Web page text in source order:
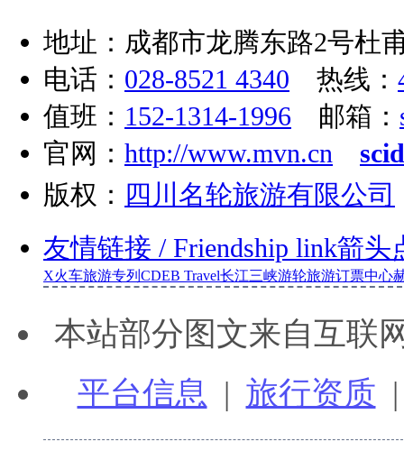
地址：成都市龙腾东路2号杜
电话： 028-8521 4340 热线：
值班： 152-1314-1996 邮箱：
官网： http://www.mvn.cn
版权： 四川名轮旅游有限公司
友情链接 / Friendship link箭头
X火车旅游专列 CDEB Travel长江三峡游轮旅游订票中心
本站部分图文来自互联
平台信息 | 旅行资质